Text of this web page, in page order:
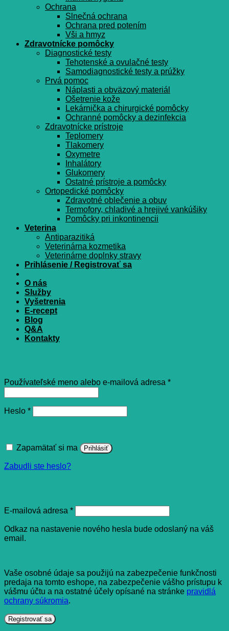
Ochrana
Slnečná ochrana
Ochrana pred potením
Vši a hmyz
Zdravotnícke pomôcky
Diagnostické testy
Tehotenské a ovulačné testy
Samodiagnostické testy a prúžky
Prvá pomoc
Náplasti a obväzový materiál
Ošetrenie kože
Lekárnička a chirurgické pomôcky
Ochranné pomôcky a dezinfekcia
Zdravotnícke prístroje
Teplomery
Tlakomery
Oxymetre
Inhalátory
Glukomery
Ostatné prístroje a pomôcky
Ortopedické pomôcky
Zdravotné oblečenie a obuv
Termofory, chladivé a hrejivé vankúšiky
Pomôcky pri inkontinencii
Veterina
Antiparazitiká
Veterinárna kozmetika
Veterinárne doplnky stravy
Prihlásenie / Registrovať sa
O nás
Služby
Vyšetrenia
E-recept
Blog
Q&A
Kontakty
Používateľské meno alebo e-mailová adresa *Povinné
Heslo *Povinné
Zapamätať si ma Prihlásiť
Zabudli ste heslo?
E-mailová adresa *Povinné
Odkaz na nastavenie nového hesla bude odoslaný na váš
email.
Vaše osobné údaje sa použijú na zabezpečenie funkčnosti
predaja na tomto eshope, na zabezpečenie vášho prístupu k
vášmu účtu a na ostatné účely opísané na stránke pravidlá
ochrany súkromia.
Registrovať sa